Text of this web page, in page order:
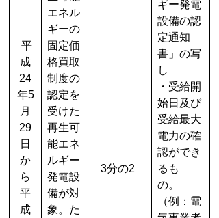
平
成
24
年5
月
29
日
か
ら
平
成
エネル
ギーの
固定価
格買取
制度の
認定を
受けた
再生可
能エネ
ルギー
発電設
備が対
象。た
3分の2
ギー発電
設備の認
定通知
書」の写
し
・受給開
始日及び
受給最大
電力の確
認ができ
るも
の。
（例：電